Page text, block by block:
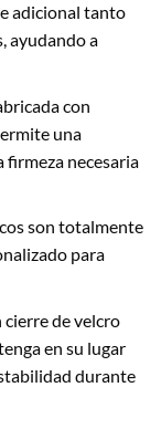
adicional tanto
ayudando a
con
una
firmeza necesaria
son totalmente
para
de velcro
en su lugar
durante